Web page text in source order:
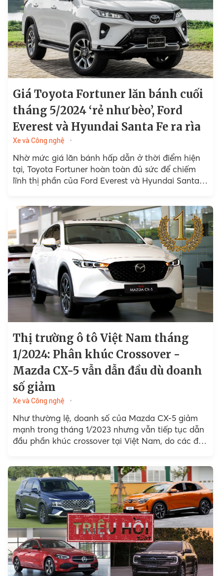
Giá Toyota Fortuner lăn bánh cuối
tháng 5/2024 ‘rẻ như bèo’, Ford
Everest và Hyundai Santa Fe ra rìa
Xe và Công nghệ
Nhờ mức giá lăn bánh hấp dẫn ở thời điểm hiện
tại, Toyota Fortuner hoàn toàn đủ sức để chiếm
lĩnh thị phần của Ford Everest và Hyundai Santa
Thị trường ô tô Việt Nam tháng
1/2024: Phân khúc Crossover -
Mazda CX-5 vẫn dẫn đầu dù doanh
số giảm
Xe và Công nghệ
Như thường lệ, doanh số của Mazda CX-5 giảm
mạnh trong tháng 1/2023 nhưng vẫn tiếp tục dẫn
đầu phần khúc crossover tại Việt Nam, do các đối